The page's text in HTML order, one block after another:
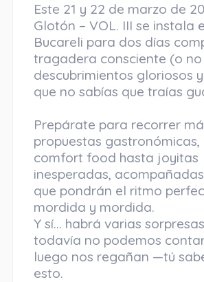
Este 21 y 22 de marzo de
Glotón – VOL. III se instala
Bucareli para dos días
tragadera consciente (o
descubrimientos gloriosos
que no sabías que traías
Prepárate para recorrer
propuestas gastronómicas,
comfort food hasta joyitas
inesperadas, acompañadas
que pondrán el ritmo
mordida y mordida.
Y sí… habrá varias
todavía no podemos
luego nos regañan —tú
esto.